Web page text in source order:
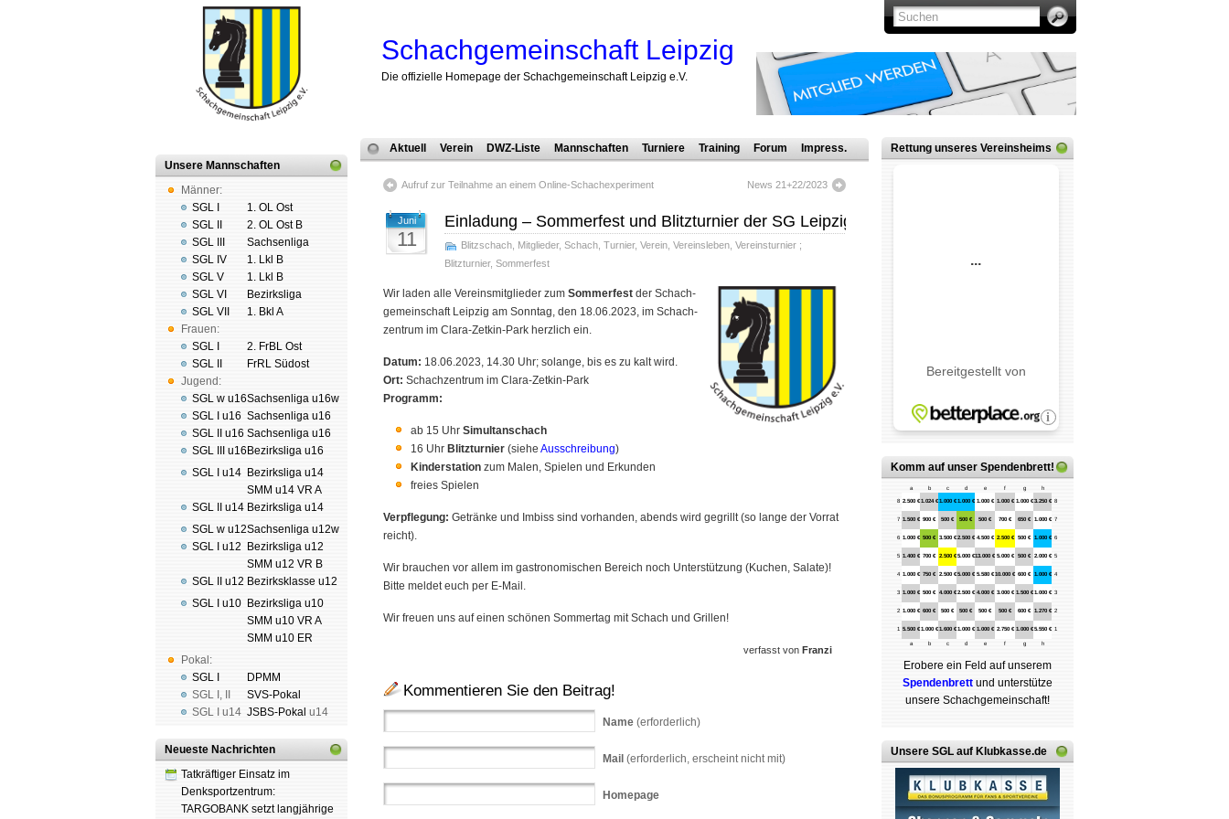
Schachgemeinschaft Leipzig
Die offizielle Homepage der Schachgemeinschaft Leipzig e.V.
Unsere Mannschaften
Männer:
SGL I
SGL II
SGL III
SGL IV
SGL V
SGL VI
SGL VII
Frauen:
SGL I
SGL II
Jugend:
SGL w u16
SGL I u16
SGL II u16
SGL III u16
SGL I u14
SGL II u14
SGL w u12
SGL I u12
SGL II u12
SGL I u10
Pokal:
SGL I
SGL I ,
SGL I
u14
1. OL Ost
2. OL Ost B
Sachsenliga
1. Lkl B
1. Lkl B
Bezirksliga
1. Bkl A
2. FrBL Ost
FrRL Südost
Sachsenliga u16w
Sachsenliga u16
Sachsenliga u16
Bezirksliga u16
Bezirksliga u14
SMM u14 VR A
Bezirksliga u14
Sachsenliga u12w
Bezirksliga u12
SMM u12 VR B
Bezirksklasse u12
Bezirksliga u10
SMM u10 VR A
SMM u10 ER
DPMM
SVS-Pokal
JSBS-Pokal u14
Neueste Nachrichten
Tatkräftiger Einsatz im
Denksportzentrum:
TARGOBANK setzt langjährige
Aktuell Verein DWZ-Liste Mannschaften Turniere Training Forum Impress.
Aufruf zur Teilnahme an einem Online-Schach­ex­pe­ri­ment News 21+22/2023
Juni
11
Einladung – Sommerfest und Blitzturnier der SG Leipzig
Blitzschach Mitglieder, Schach Turnier, Verein Vereinsleben Vereinsturnier ;
Blitzturnier, Sommerfest
Wir laden alle Ver­eins­mit­glie­der zum Som­mer­fest der Schach­
ge­mein­schaft Leip­zig am Sonn­tag, den 18.06.2023, im Schach­
zen­trum im Cla­ra-Zet­kin-Park herz­lich ein.
Datum: 18.06.2023, 14.30 Uhr; solange, bis es zu kalt wird.
Ort: Schachzentrum im Clara-Zetkin-Park
Programm:
ab 15 Uhr Simultanschach
16 Uhr Blitzturnier (siehe Ausschreibung)
Kinderstation zum Malen, Spielen und Erkunden
freies Spielen
Verpflegung: Getränke und Imbiss sind vorhanden, abends wird gegrillt (so lange der Vorrat
reicht).
Wir brauchen vor allem im gastronomischen Bereich noch Unterstützung (Kuchen, Salate)!
Bitte meldet euch per E-Mail.
Wir freuen uns auf einen schönen Sommertag mit Schach und Grillen!
verfasst von Franzi
Kommentieren Sie den Beitrag!
Name (erforderlich)
Mail (erforderlich, erscheint nicht mit)
Homepage
Rettung unseres Vereinsheims
Komm auf unser Spendenbrett!
a b c d e f g h
8 2.500 € 1.024 € 1.000 € 1.000 € 1.000 € 1.000 € 1.000 € 3.250 € 8
7 1.500 € 900 € 500 € 500 € 500 € 700 € 650 € 1.000 € 7
6 1.000 € 500 € 3.500 € 2.500 € 4.500 € 2.500 € 500 € 1.000 € 6
5 1.400 € 700 € 2.500 € 5.000 €13.000 € 5.000 € 500 € 2.000 € 5
4 1.000 € 750 € 2.500 € 5.000 € 5.580 € 10.000 € 600 € 1.000 € 4
3 1.000 € 500 € 4.000 € 2.500 € 4.000 € 3.000 € 1.500 € 1.000 € 3
2 1.000 € 600 € 500 € 500 € 500 € 500 € 600 € 1.270 € 2
1 5.500 € 1.000 € 1.600 € 1.000 € 1.000 € 2.750 € 1.000 € 5.550 € 1
a b c d e f g h
Erobere ein Feld auf unserem
Spenden­brett und unterstütze
unsere Schach­ge­mein­schaft!
Unsere SGL auf Klubkasse.de